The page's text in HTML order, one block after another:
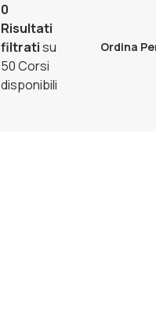
0
Risultati
filtratisu
50 Corsi
disponibili
Ordina